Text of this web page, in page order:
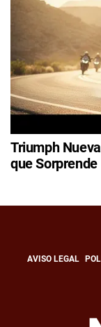
Triumph
que Sorprende
AVISO LEGAL